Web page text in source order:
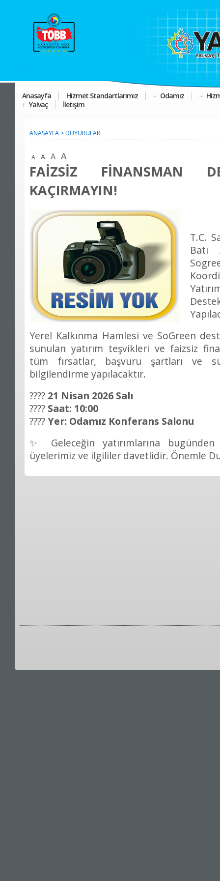
Anasayfa Hizmet Standartlarımız Odamız
Yalvaç
İletişim
ANASAYFA >DUYURULAR
A A A A
FAİZSİZ FİNANSMAN
KAÇIRMAYIN!
T.C.
Batı
Yerel Kalkınma Hamlesi ve SoGreen
sunulan yatırım teşvikleri ve faizsiz
tüm fırsatlar, başvuru şartları ve
bilgilendirme yapılacaktır.
???? 21 Nisan 2026 Salı
???? Saat: 10:00
????Yer: Odamız Konferans Salonu
✨
Geleceğin yatırımlarına
üyelerimiz ve ilgililer davetlidir. Önemle